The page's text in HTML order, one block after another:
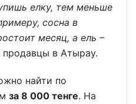
елку, тем меньше
сосна в
месяц, а ель –
продавцы в Атырау.
найти по
за 8 000 тенге. На